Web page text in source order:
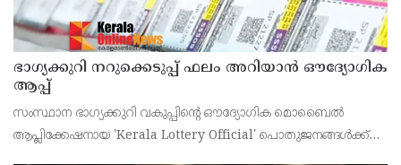
ഭാഗ്യക്കുറി നറുക്കെടുപ്പ് ഫലം അറിയാൻ ഔദ്യോഗിക
ആപ്പ്
സംസ്ഥാന ഭാഗ്യക്കുറി വകുപ്പിന്റെ ഔദ്യോഗിക മൊബൈൽ
ആപ്ലിക്കേഷനായ 'Kerala Lottery Official' പൊതുജനങ്ങൾക്ക്